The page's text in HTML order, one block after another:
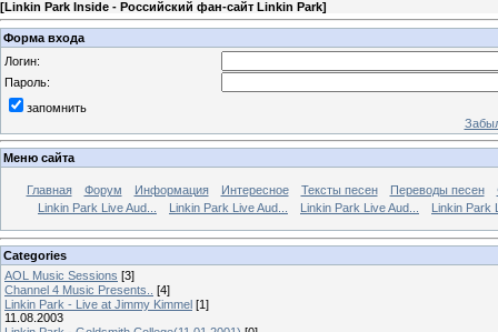
[Linkin Park Inside - Российский фан-сайт Linkin Park]
Форма входа
Логин:
Пароль:
запомнить
Меню сайта
Главная Форум Информация Интересное Тексты песен Переводы песен
Linkin Park Live Aud...
Linkin Park Live Aud... Linkin Park Live Aud... Linkin Park
Categories
AOL Music Sessions [3]
Channel 4 Music Presents..
[4]
Linkin Park - Live at Jimmy Kimmel [1]
11.08.2003